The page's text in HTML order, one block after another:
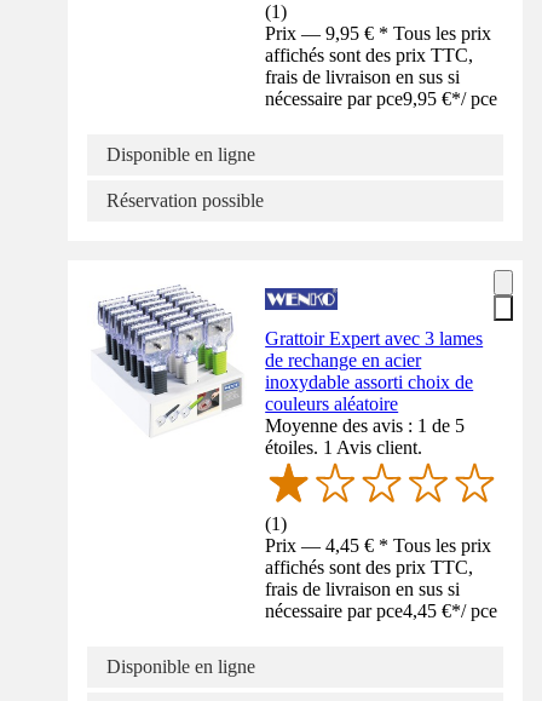
(1)
Prix — 9,95 € * Tous les prix
affichés sont des prix TTC,
frais de livraison en sus si
nécessaire par pce9,95 €*/ pce
Disponible en ligne
Réservation possible
Grattoir Expert avec 3 lames
de rechange en acier
inoxydable assorti choix de
couleurs aléatoire
Moyenne des avis : 1 de 5
étoiles. 1 Avis client.
(1)
Prix — 4,45 € * Tous les prix
affichés sont des prix TTC,
frais de livraison en sus si
nécessaire par pce4,45 €*/ pce
Disponible en ligne